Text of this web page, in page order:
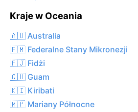
Kraje w Oceania
🇦🇺 Australia
🇫🇲 Federalne Stany Mikronezji
🇫🇯 Fidżi
🇬🇺 Guam
🇰🇮 Kiribati
🇲🇵 Mariany Północne